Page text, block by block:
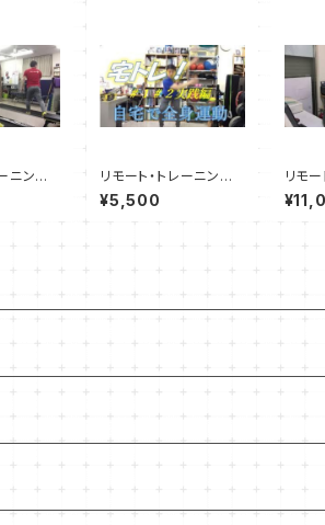
ニングP
》所要
リモート・トレーニング
《一緒に宅トレ！》所要時
間20～30分
¥5,500
リモ
T《ス
所要